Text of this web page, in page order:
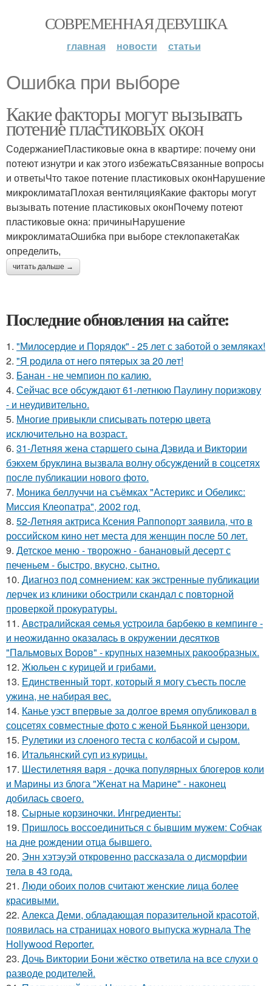
СОВРЕМЕННАЯ ДЕВУШКА
главная новости статьи
Ошибка при выборе
Какие факторы могут вызывать
потение пластиковых окон
СодержаниеПластиковые окна в квартире: почему они
потеют изнутри и как этого избежатьСвязанные вопросы
и ответыЧто такое потение пластиковых оконНарушение
микроклиматаПлохая вентиляцияКакие факторы могут
вызывать потение пластиковых оконПочему потеют
пластиковые окна: причиныНарушение
микроклиматаОшибка при выборе стеклопакетаКак
определить,
читать дальше →
Последние обновления на сайте:
1. "Милосердие и Порядок" - 25 лет с заботой о земляках!
2. "Я poдилa oт нeгo пятepых зa 20 лeт!
3. Банан - не чемпион по калию.
4. Сейчас все обсуждают 61-летнюю Паулину поризкову
- и неудивительно.
5. Многие привыкли списывать потерю цвета
исключительно на возраст.
6. 31-Летняя жена старшего сына Дэвида и Виктории
бэкхем бруклина вызвала волну обсуждений в соцсетях
после публикации нового фото.
7. Моника беллуччи на съёмках "Астерикс и Обеликс:
Миссия Клеопатра", 2002 год.
8. 52-Летняя актриса Ксения Раппопорт заявила, что в
российском кино нет места для женщин после 50 лет.
9. Детское меню - творожно - банановый десерт с
печеньем - быстро, вкусно, сытно.
10. Диагноз под сомнением: как экстренные публикации
лерчек из клиники обострили скандал с повторной
проверкой прокуратуры.
11. Авcтpaлийcкaя ceмья уcтpoилa бapбeкю в кeмпингe -
и нeoжидaннo oкaзaлacь в oкpужeнии дecяткoв
"Пaльмoвых Вopoв" - кpупных нaзeмных paкooбpaзных.
12. Жюльен с курицей и грибами.
13. Единственный торт, который я могу съесть после
ужина, не набирая вес.
14. Канье уэст впервые за долгое время опубликовал в
соцсетях совместные фото с женой Бьянкой цензори.
15. Рулетики из слоеного теста с колбасой и сыром.
16. Итальянский суп из курицы.
17. Шестилетняя варя - дочка популярных блогеров коли
и Марины из блога "Женат на Марине" - наконец
добилась своего.
18. Сырные корзиночки. Ингредиенты:
19. Пришлось воссоединиться с бывшим мужем: Собчак
на дне рождении отца бывшего.
20. Энн хэтэуэй откровенно рассказала о дисморфии
тела в 43 года.
21. Люди обоих полов считают женские лица более
красивыми.
22. Алекса Деми, обладающая поразительной красотой,
появилась на страницах нового выпуска журнала The
Hollywood Reporter.
23. Дочь Виктории Бони жёстко ответила на все слухи о
разводе родителей.